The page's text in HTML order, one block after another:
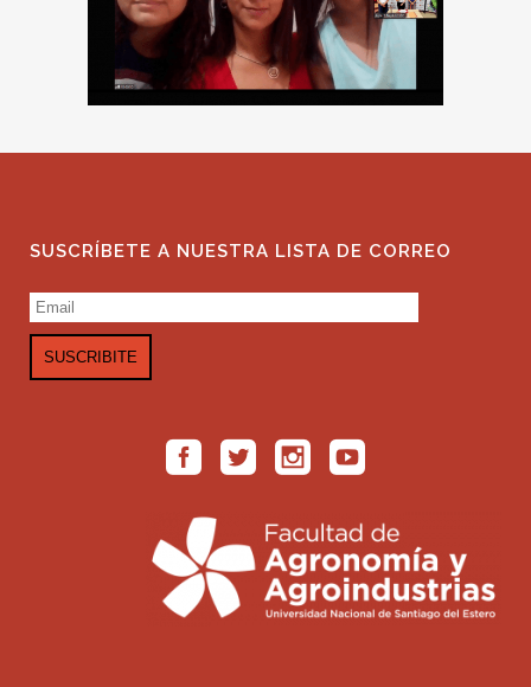
SUSCRÍBETE A NUESTRA LISTA DE CORREO